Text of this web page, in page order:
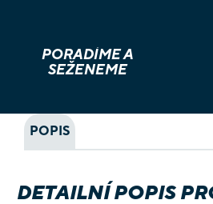
PORADÍME A
SEŽENEME
POPIS
DETAILNÍ POPIS